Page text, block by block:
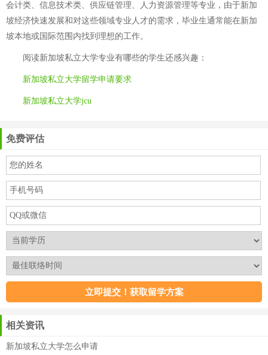
会计类、信息技术类、供应链管理、人力资源管理等专业，由于新加
坡经济快速发展和对这些领域专业人才的需求，毕业生通常能在新加
坡本地或国际范围内找到理想的工作。
阅读新加坡私立大学专业有哪些的学生还感兴趣：
新加坡私立大学留学申请要求
新加坡私立大学jcu
免费评估
相关资讯
新加坡私立大学怎么申请